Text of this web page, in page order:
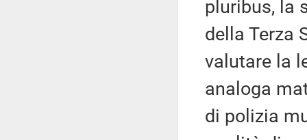
pluribus, la
della Terza
valutare la
analoga
di polizia